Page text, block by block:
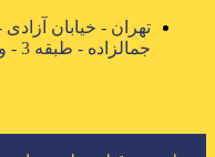
تهران - خیابان
جمالزاده - طبقه 3 - واحد 2